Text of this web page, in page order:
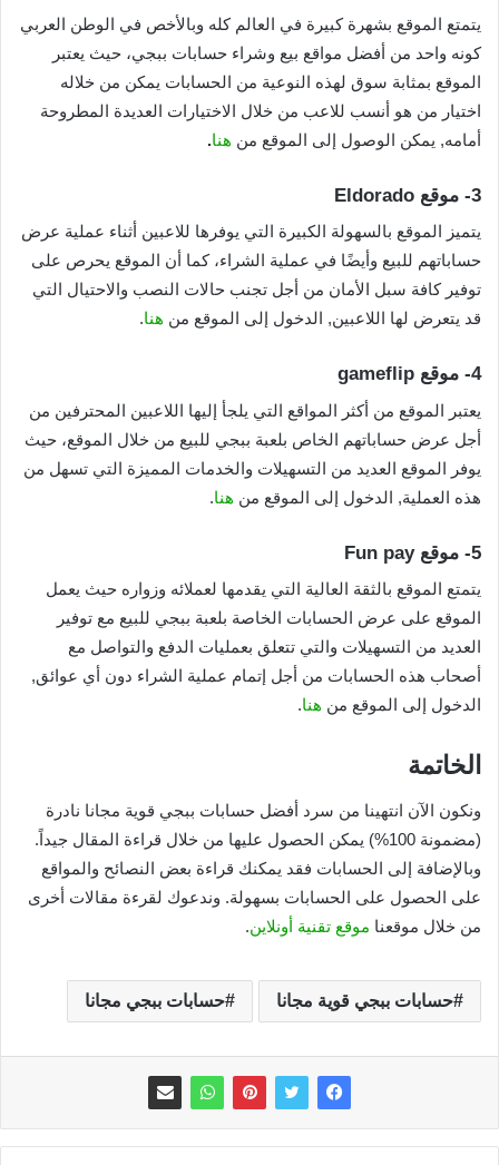
يتمتع الموقع بشهرة كبيرة في العالم كله وبالأخص في الوطن العربي
كونه واحد من أفضل مواقع بيع وشراء حسابات ببجي، حيث يعتبر
الموقع بمثابة سوق لهذه النوعية من الحسابات يمكن من خلاله
اختيار من هو أنسب للاعب من خلال الاختيارات العديدة المطروحة
أمامه, يمكن الوصول إلى الموقع من هنا.
3- موقع Eldorado
يتميز الموقع بالسهولة الكبيرة التي يوفرها للاعبين أثناء عملية عرض
حساباتهم للبيع وأيضًا في عملية الشراء، كما أن الموقع يحرص على
توفير كافة سبل الأمان من أجل تجنب حالات النصب والاحتيال التي
قد يتعرض لها اللاعبين, الدخول إلى الموقع من هنا.
4- موقع gameflip
يعتبر الموقع من أكثر المواقع التي يلجأ إليها اللاعبين المحترفين من
أجل عرض حساباتهم الخاص بلعبة ببجي للبيع من خلال الموقع، حيث
يوفر الموقع العديد من التسهيلات والخدمات المميزة التي تسهل من
هذه العملية, الدخول إلى الموقع من هنا.
5- موقع Fun pay
يتمتع الموقع بالثقة العالية التي يقدمها لعملائه وزواره حيث يعمل
الموقع على عرض الحسابات الخاصة بلعبة ببجي للبيع مع توفير
العديد من التسهيلات والتي تتعلق بعمليات الدفع والتواصل مع
أصحاب هذه الحسابات من أجل إتمام عملية الشراء دون أي عوائق,
الدخول إلى الموقع من هنا.
الخاتمة
ونكون الآن انتهينا من سرد أفضل حسابات ببجي قوية مجانا نادرة
(مضمونة 100%) يمكن الحصول عليها من خلال قراءة المقال جيداً.
وبالإضافة إلى الحسابات فقد يمكنك قراءة بعض النصائح والمواقع
على الحصول على الحسابات بسهولة. وندعوك لقرءة مقالات أخرى
من خلال موقعنا موقع تقنية أونلاين.
حسابات ببجي قوية مجانا حسابات ببجي مجانا